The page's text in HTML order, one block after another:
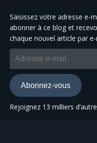
Saisissez votre adresse e-
abonner à ce blog et
chaque nouvel article par
Adresse
e-
mail
Abonnez-vous
Rejoignez 13 milliers